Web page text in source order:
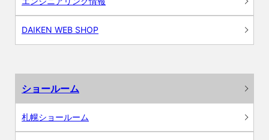
DAIKEN WEB SHOP
ショールーム
札幌ショールーム